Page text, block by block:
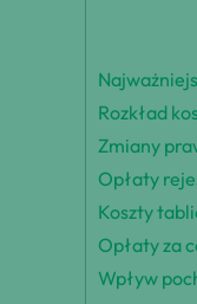
Rozkład
Zmiany
Opłaty
Koszty
Opłaty za
Wpływ